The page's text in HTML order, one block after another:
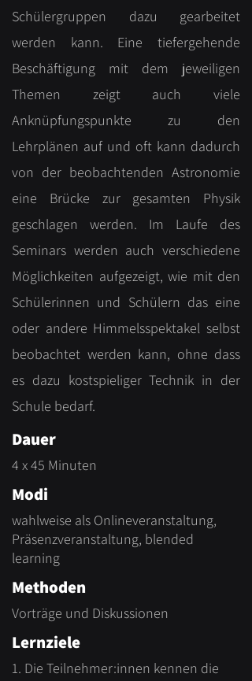
Schülergruppen dazu gearbeitet
werden kann. Eine tiefergehende
Beschäftigung mit dem jeweiligen
Themen zeigt auch viele
Anknüpfungspunkte zu den
Lehrplänen auf und oft kann dadurch
von der beobachtenden Astronomie
eine Brücke zur gesamten Physik
geschlagen werden. Im Laufe des
Seminars werden auch verschiedene
Möglichkeiten aufgezeigt, wie mit den
Schülerinnen und Schülern das eine
oder andere Himmelsspektakel selbst
beobachtet werden kann, ohne dass
es dazu kostspieliger Technik in der
Schule bedarf.
Dauer
4 x 45 Minuten
Modi
wahlweise als Onlineveranstaltung,
Präsenzveranstaltung, blended
learning
Methoden
Vorträge und Diskussionen
Lernziele
1. Die Teilnehmer:innen kennen die